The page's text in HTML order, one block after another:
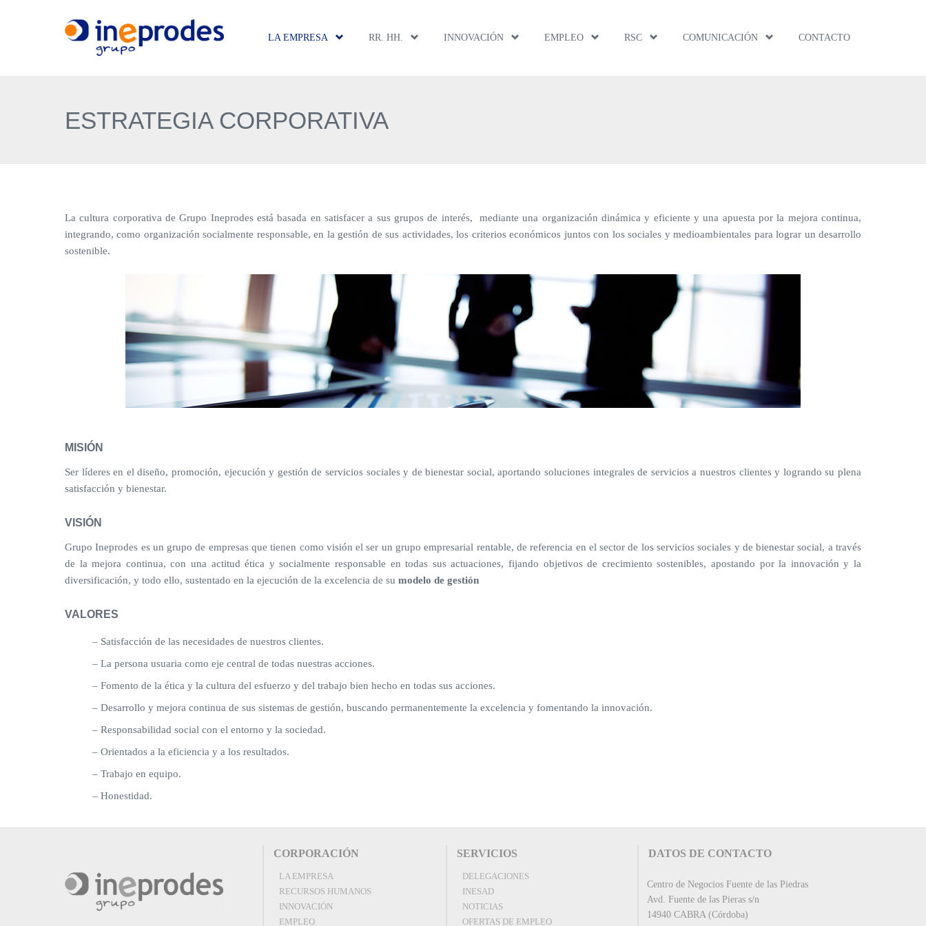
LA EMPRESA RR. HH. INNOVACIÓN EMPLEO RSC COMUNICACIÓN CONTACTO
ESTRATEGIA CORPORATIVA
La cultura corporativa de Grupo Ineprodes está basada en satisfacer a sus grupos de interés, mediante una organización dinámica y eficiente y una apuesta por la mejora continua,
integrando, como organización socialmente responsable, en la gestión de sus actividades, los criterios económicos juntos con los sociales y medioambientales para lograr un desarrollo
sostenible.
MISIÓN
Ser líderes en el diseño, promoción, ejecución y gestión de servicios sociales y de bienestar social, aportando soluciones integrales de servicios a nuestros clientes y logrando su plena
satisfacción y bienestar.
VISIÓN
Grupo Ineprodes es un grupo de empresas que tienen como visión el ser un grupo empresarial rentable, de referencia en el sector de los servicios sociales y de bienestar social, a través
de la mejora continua, con una actitud ética y socialmente responsable en todas sus actuaciones, fijando objetivos de crecimiento sostenibles, apostando por la innovación y la
diversificación, y todo ello, sustentado en la ejecución de la excelencia de su modelo de gestión
VALORES
– Satisfacción de las necesidades de nuestros clientes.
– La persona usuaria como eje central de todas nuestras acciones.
– Fomento de la ética y la cultura del esfuerzo y del trabajo bien hecho en todas sus acciones.
– Desarrollo y mejora continua de sus sistemas de gestión, buscando permanentemente la excelencia y fomentando la innovación.
– Responsabilidad social con el entorno y la sociedad.
– Orientados a la eficiencia y a los resultados.
– Trabajo en equipo.
– Honestidad.
CORPORACIÓN
LA EMPRESA
RECURSOS HUMANOS
INNOVACIÓN
EMPLEO
SERVICIOS
DELEGACIONES
INESAD
NOTICIAS
OFERTAS DE EMPLEO
DATOS DE CONTACTO
Centro de Negocios Fuente de las Piedras
Avd. Fuente de las Pieras s/n
14940 CABRA (Córdoba)